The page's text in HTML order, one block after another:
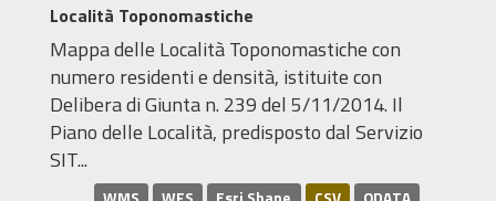
Località Toponomastiche
Mappa delle Località Toponomastiche con
numero residenti e densità, istituite con
Delibera di Giunta n. 239 del 5/11/2014. Il
Piano delle Località, predisposto dal Servizio
SIT...